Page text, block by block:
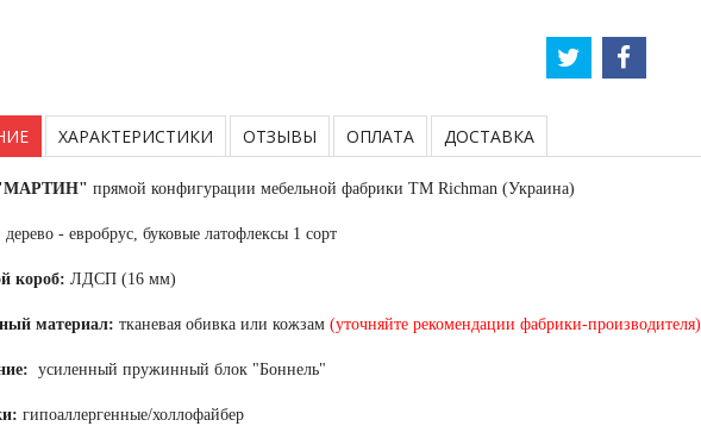
ХАРАКТЕРИСТИКИ ОТЗЫВЫ ОПЛАТА ДОСТАВКА
прямой конфигурации мебельной фабрики TM Richman (Украина)
дерево - евробрус, буковые латофлексы 1 сорт
короб: ЛДСП (16 мм)
материал: тканевая обивка или кожзам (уточняйте рекомендации фабрики-производителя)
усиленный пружинный блок "Боннель"
гипоаллергенные/холлофайбер